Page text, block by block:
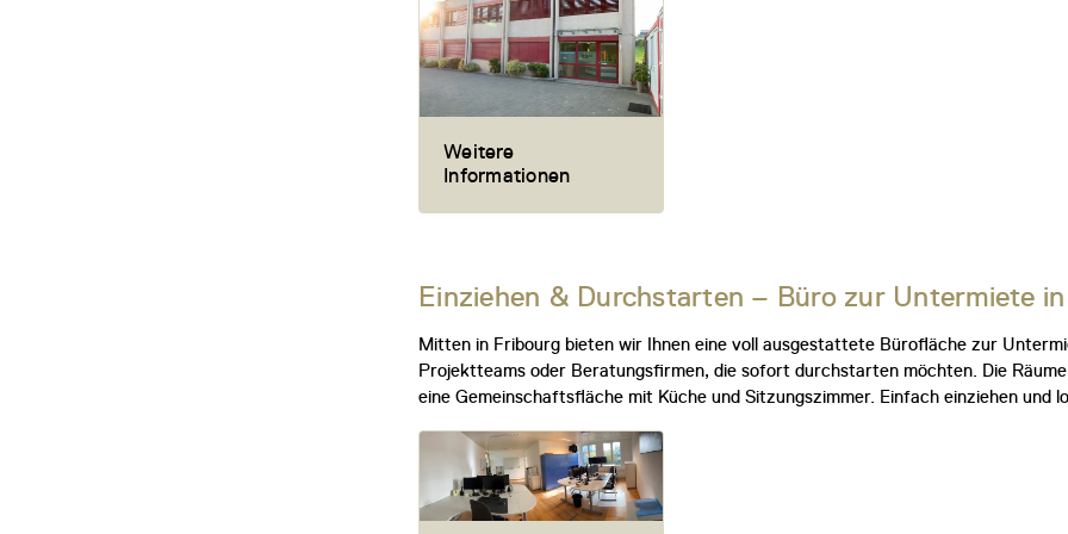
Weitere
Informationen
Einziehen & Durchstarten – Büro zur Untermiete
Mitten in Fribourg bieten wir Ihnen eine voll ausgestattete Bürofläche zur
Projektteams oder Beratungsfirmen, die sofort durchstarten möchten. Die
eine Gemeinschaftsfläche mit Küche und Sitzungszimmer. Einfach einziehen und